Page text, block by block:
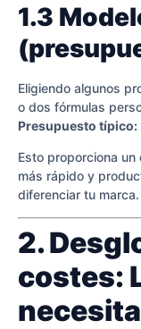
1.3
Eligiendo algunos
o dos fórmulas
Presupuesto
Esto proporciona
más rápido y
diferenciar tu marca.
2.
costes: